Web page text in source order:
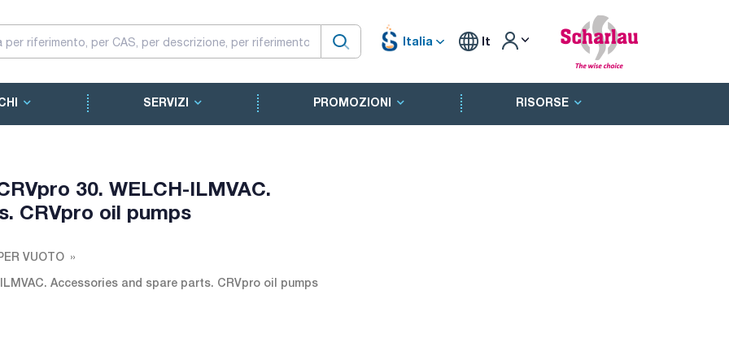
Italia It
SERVIZI PROMOZIONI RISORSE
30. WELCH-ILMVAC.
CRVpro oil pumps
VUOTO
Accessories and spare parts. CRVpro oil pumps